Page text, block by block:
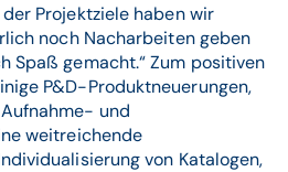
Projektziele haben wir
noch Nacharbeiten geben
Spaß gemacht.“ Zum positiven
P&D-Produktneuerungen,
und
weitreichende
von Katalogen,